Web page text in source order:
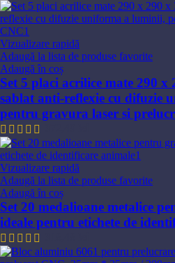
Vizualizare rapidă
Adaugă la lista de produse favorite
Adaugă în coș
Set 5 placi acrilice mate 290
sablat anti-reflexie cu difuzie
pentru gravura laser si
Vizualizare rapidă
Adaugă la lista de produse favorite
Adaugă în coș
Set 20 medalioane metalice
ideale pentru etichete de